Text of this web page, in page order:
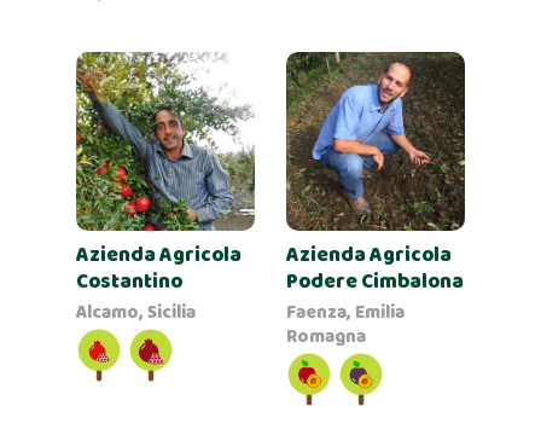
Azienda Agricola
Costantino
Alcamo, Sicilia
Azienda Agricola
Podere Cimbalona
Faenza, Emilia
Romagna